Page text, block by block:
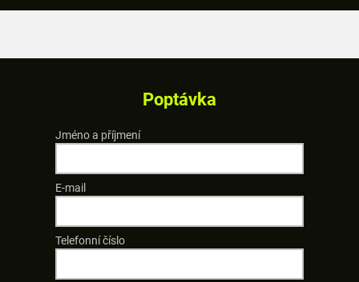
Poptávka
Jméno a příjmení
E-mail
Telefonní číslo